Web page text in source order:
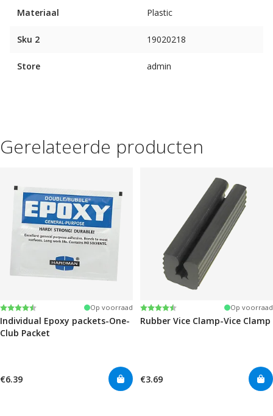
Materiaal Plastic
Sku 2 19020218
Store admin
Gerelateerde producten
Beoordeling:
4.6 uit 5 sterren Op voorraad
Individual Epoxy packets-One-
Club Packet
€6.39
Beoordeling:
4.6 uit 5 sterren Op voorraad
Rubber Vice Clamp-Vice Clamp
€3.69